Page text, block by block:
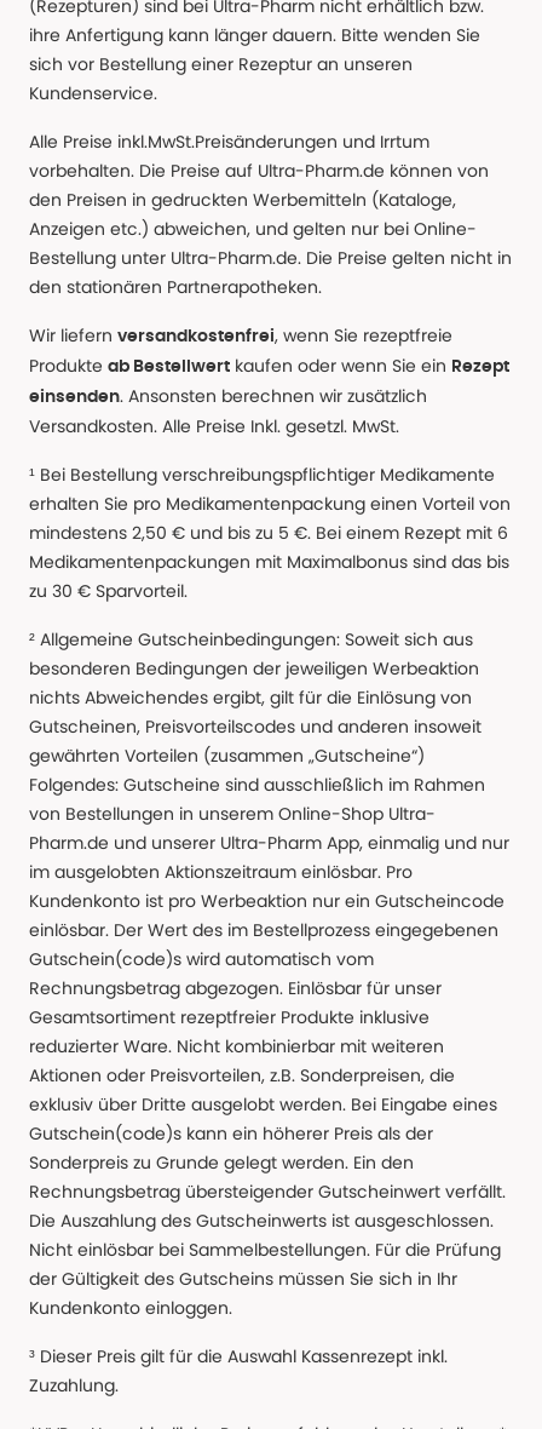
(Rezepturen) sind bei Ultra-Pharm nicht erhältlich bzw.
ihre Anfertigung kann länger dauern. Bitte wenden Sie
sich vor Bestellung einer Rezeptur an unseren
Kundenservice.
Alle Preise inkl.MwSt.Preisänderungen und Irrtum
vorbehalten. Die Preise auf Ultra-Pharm.de können von
den Preisen in gedruckten Werbemitteln (Kataloge,
Anzeigen etc.) abweichen, und gelten nur bei Online-
Bestellung unter Ultra-Pharm.de. Die Preise gelten nicht in
den stationären Partnerapotheken.
Wir liefern versandkostenfrei, wenn Sie rezeptfreie
Produkte ab Bestellwert kaufen oder wenn Sie ein Rezept
einsenden. Ansonsten berechnen wir zusätzlich
Versandkosten. Alle Preise Inkl. gesetzl. MwSt.
¹ Bei Bestellung verschreibungspflichtiger Medikamente
erhalten Sie pro Medikamentenpackung einen Vorteil von
mindestens 2,50 € und bis zu 5 €. Bei einem Rezept mit 6
Medikamentenpackungen mit Maximalbonus sind das bis
zu 30 € Sparvorteil.
² Allgemeine Gutscheinbedingungen: Soweit sich aus
besonderen Bedingungen der jeweiligen Werbeaktion
nichts Abweichendes ergibt, gilt für die Einlösung von
Gutscheinen, Preisvorteilscodes und anderen insoweit
gewährten Vorteilen (zusammen „Gutscheine“)
Folgendes: Gutscheine sind ausschließlich im Rahmen
von Bestellungen in unserem Online-Shop Ultra-
Pharm.de und unserer Ultra-Pharm App, einmalig und nur
im ausgelobten Aktionszeitraum einlösbar. Pro
Kundenkonto ist pro Werbeaktion nur ein Gutscheincode
einlösbar. Der Wert des im Bestellprozess eingegebenen
Gutschein(code)s wird automatisch vom
Rechnungsbetrag abgezogen. Einlösbar für unser
Gesamtsortiment rezeptfreier Produkte inklusive
reduzierter Ware. Nicht kombinierbar mit weiteren
Aktionen oder Preisvorteilen, z.B. Sonderpreisen, die
exklusiv über Dritte ausgelobt werden. Bei Eingabe eines
Gutschein(code)s kann ein höherer Preis als der
Sonderpreis zu Grunde gelegt werden. Ein den
Rechnungsbetrag übersteigender Gutscheinwert verfällt.
Die Auszahlung des Gutscheinwerts ist ausgeschlossen.
Nicht einlösbar bei Sammelbestellungen. Für die Prüfung
der Gültigkeit des Gutscheins müssen Sie sich in Ihr
Kundenkonto einloggen.
³ Dieser Preis gilt für die Auswahl Kassenrezept inkl.
Zuzahlung.